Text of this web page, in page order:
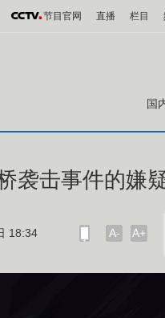
节目官网 直播 栏目
国
袭击事件的嫌
18:34 A- A+